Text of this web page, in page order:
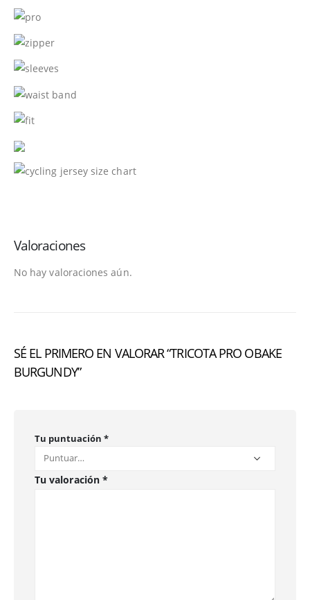
Valoraciones
No hay valoraciones aún.
SÉ EL PRIMERO EN VALORAR “TRICOTA PRO OBAKE
BURGUNDY”
Tu puntuación *
Tu valoración *